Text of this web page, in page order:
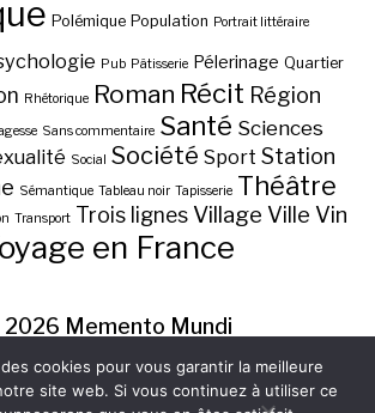
Polémique Population Portrait littéraire
Pub Pâtisserie Pélerinage Quartier
Rhétorique Roman Récit Région
Sans commentaire Santé Sciences
Social Société Sport Station
Sémantique Tableau noir Tapisserie Théâtre
Transport Trois lignes Village Ville Vin
en France
Memento Mundi
cookies pour vous garantir la meilleure
site web. Si vous continuez à utiliser ce